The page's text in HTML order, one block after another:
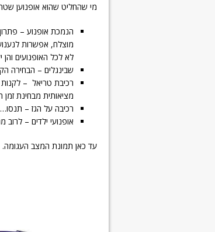
מי שהחליט שהוא אופנוען
הנמכת אופנוע – פתרון
מוצלח, אפשרות
לא לכל האופנועים והן
שבינגלים – הבחירה
רכיבת טריאל –
מציאותית מבחינת זמן
רכיבה על הגז –
אופנועי ילדים – לרוב
עד כאן תמונת המצב העגומה.